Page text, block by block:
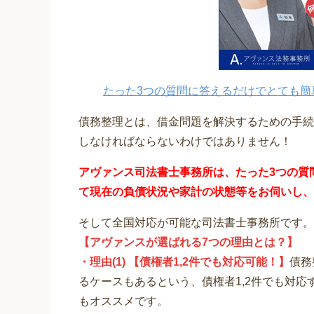
たった3つの質問に答えるだけでとても
債務整理とは、借金問題を解決するための手
しなければならないわけではありません！
アヴァンス司法書士事務所は、 たった3つの質
て現在の負債状況や家計の状態等をお伺いし
そして全国対応が可能な司法書士事務所です。
【アヴァンスが選ばれる7つの理由とは？】
・理由(1) 【債権者1,2件でも対応可能！】 債
るケースもあるという、債権者1,2件でも対
もオススメです。